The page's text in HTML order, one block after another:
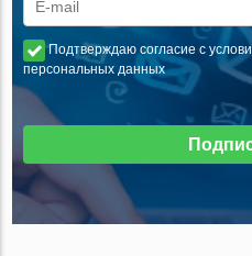
Подтверждаю согласие с
персональных данных